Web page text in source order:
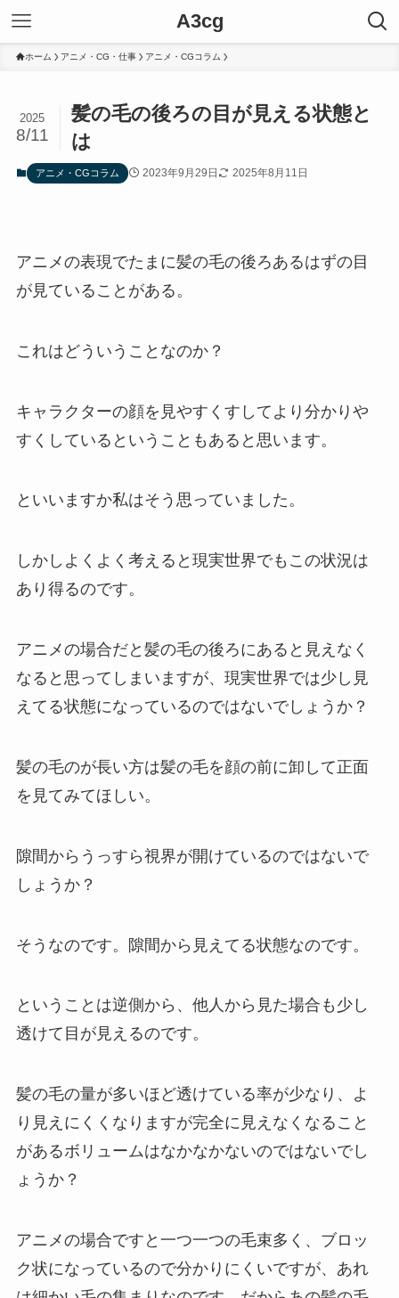
A3cg
ホーム アニメ・CG・仕事 アニメ・CGコラム
髪の毛の後ろの目が見える状態と
は
2025
8/11
アニメ・CGコラム 2023年9月29日 2025年8月11日
アニメの表現でたまに髪の毛の後ろあるはずの目
が見ていることがある。
これはどういうことなのか？
キャラクターの顔を見やすくすしてより分かりや
すくしているということもあると思います。
といいますか私はそう思っていました。
しかしよくよく考えると現実世界でもこの状況は
あり得るのです。
アニメの場合だと髪の毛の後ろにあると見えなく
なると思ってしまいますが、現実世界では少し見
えてる状態になっているのではないでしょうか？
髪の毛のが長い方は髪の毛を顔の前に卸して正面
を見てみてほしい。
隙間からうっすら視界が開けているのではないで
しょうか？
そうなのです。隙間から見えてる状態なのです。
ということは逆側から、他人から見た場合も少し
透けて目が見えるのです。
髪の毛の量が多いほど透けている率が少なり、よ
り見えにくくなりますが完全に見えなくなること
があるボリュームはなかなかないのではないでし
ょうか？
アニメの場合ですと一つ一つの毛束多く、ブロッ
ク状になっているので分かりにくいですが、あれ